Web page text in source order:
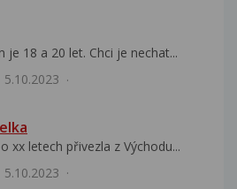
18 a 20 let. Chci je nechat...
5.10.2023
xx letech přivezla z Východu...
5.10.2023